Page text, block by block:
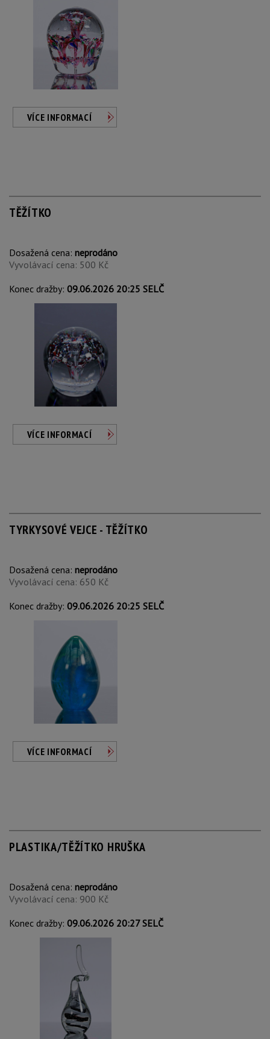
VÍCE INFORMACÍ
TĚŽÍTKO
Dosažená cena: neprodáno
Vyvolávací cena: 500 Kč
Konec dražby: 09.06.2026 20:25 SELČ
VÍCE INFORMACÍ
TYRKYSOVÉ VEJCE - TĚŽÍTKO
Dosažená cena: neprodáno
Vyvolávací cena: 650 Kč
Konec dražby: 09.06.2026 20:25 SELČ
VÍCE INFORMACÍ
PLASTIKA/TĚŽÍTKO HRUŠKA
Dosažená cena: neprodáno
Vyvolávací cena: 900 Kč
Konec dražby: 09.06.2026 20:27 SELČ